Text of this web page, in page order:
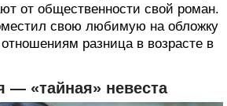
от общественности свой роман.
свою любимую на обложку
разница в возрасте в
— «тайная» невеста